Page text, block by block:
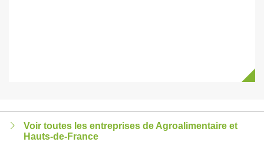
Voir toutes les entreprises de Agroalimentaire et
Hauts-de-France